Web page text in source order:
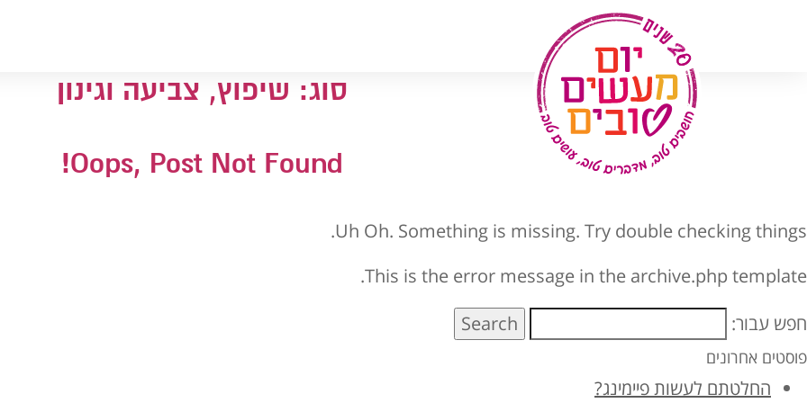
סוג: שיפוץ, צביעה וגינון
Oops, Post Not Found!
Uh Oh. Something is missing. Try double checking things.
This is the error message in the archive.php template.
חפש עבור:
Search
פוסטים אחרונים
החלטתם לעשות פיימינג?